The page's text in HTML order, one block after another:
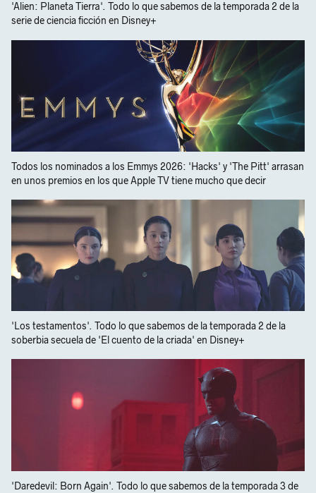
'Alien: Planeta Tierra'. Todo lo que sabemos de la temporada 2 de la
serie de ciencia ficción en Disney+
Todos los nominados a los Emmys 2026: 'Hacks' y 'The Pitt' arrasan
en unos premios en los que Apple TV tiene mucho que decir
'Los testamentos'. Todo lo que sabemos de la temporada 2 de la
soberbia secuela de 'El cuento de la criada' en Disney+
'Daredevil: Born Again'. Todo lo que sabemos de la temporada 3 de